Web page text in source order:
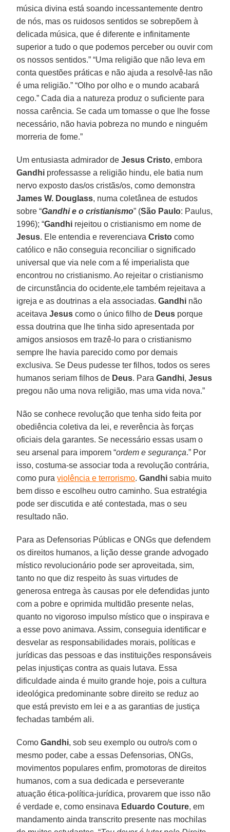
música divina está soando incessantemente dentro
de nós, mas os ruidosos sentidos se sobrepõem à
delicada música, que é diferente e infinitamente
superior a tudo o que podemos perceber ou ouvir com
os nossos sentidos.” “Uma religião que não leva em
conta questões práticas e não ajuda a resolvê-las não
é uma religião.” “Olho por olho e o mundo acabará
cego.” Cada dia a natureza produz o suficiente para
nossa carência. Se cada um tomasse o que lhe fosse
necessário, não havia pobreza no mundo e ninguém
morreria de fome.”
Um entusiasta admirador deJesus Cristo, embora
Gandhi professasse a religião hindu, ele batia num
nervo exposto das/os cristãs/os, como demonstra
James W. Douglass, numa coletânea de estudos
sobre “Gandhi e o cristianismo” (São Paulo: Paulus,
1996); “Gandhi rejeitou o cristianismo em nome de
Jesus. Ele entendia e reverenciavaCristo como
católico e não conseguia reconciliar o significado
universal que via nele com a fé imperialista que
encontrou no cristianismo. Ao rejeitar o cristianismo
de circunstância do ocidente,ele também rejeitava a
igreja e as doutrinas a ela associadas.Gandhi não
aceitava Jesus como o único filho de Deus porque
essa doutrina que lhe tinha sido apresentada por
amigos ansiosos em trazê-lo para o cristianismo
sempre lhe havia parecido como por demais
exclusiva. Se Deus pudesse ter filhos, todos os seres
humanos seriam filhos de Deus. ParaGandhi,Jesus
pregou não uma nova religião, mas uma vida nova.”
Não se conhece revolução que tenha sido feita por
obediência coletiva da lei, e reverência às forças
oficiais dela garantes. Se necessário essas usam o
seu arsenal para imporem “ordem e segurança.” Por
isso, costuma-se associar toda a revolução contrária,
como puraviolência e terrorismo.Gandhi sabia muito
bem disso e escolheu outro caminho. Sua estratégia
pode ser discutida e até contestada, mas o seu
resultado não.
Para as Defensorias Públicas e ONGs que defendem
os direitos humanos, a lição desse grande advogado
místico revolucionário pode ser aproveitada, sim,
tanto no que diz respeito às suas virtudes de
generosa entrega às causas por ele defendidas junto
com a pobre e oprimida multidão presente nelas,
quanto no vigoroso impulso místico que o inspirava e
a esse povo animava. Assim, conseguia identificar e
desvelar as responsabilidades morais, políticas e
jurídicas das pessoas e das instituições responsáveis
pelas injustiças contra as quais lutava. Essa
dificuldade ainda é muito grande hoje, pois a cultura
ideológica predominante sobre direito se reduz ao
que está previsto em lei e a as garantias de justiça
fechadas também ali.
ComoGandhi, sob seu exemplo ou outro/s com o
mesmo poder, cabe a essas Defensorias, ONGs,
movimentos populares enfim, promotoras de direitos
humanos, com a sua dedicada e perseverante
atuação ética-política-jurídica, provarem que isso não
é verdade e, como ensinava Eduardo Couture, em
mandamento ainda transcrito presente nas mochilas